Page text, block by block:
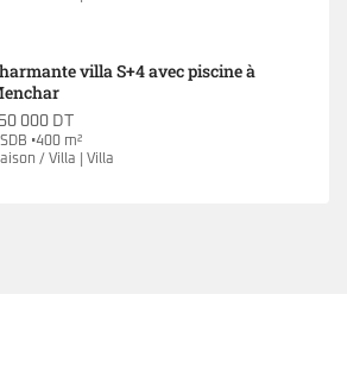
villa S+4 avec piscine à
000 DT
•400 m²
/ Villa | Villa